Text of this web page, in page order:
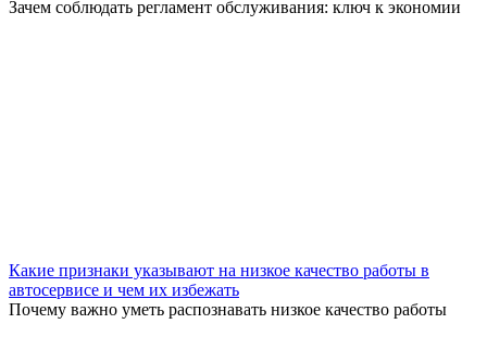
Зачем соблюдать регламент обслуживания: ключ к экономии
Какие признаки указывают на низкое качество работы в
автосервисе и чем их избежать
Почему важно уметь распознавать низкое качество работы